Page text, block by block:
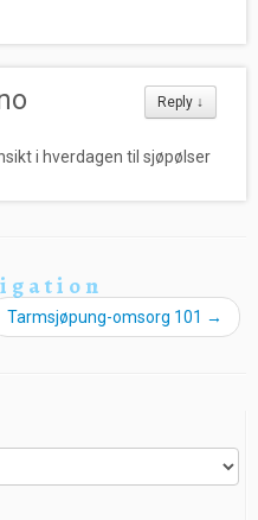
Reply ↓
i hverdagen til sjøpølser
Tarmsjøpung-omsorg 101 →